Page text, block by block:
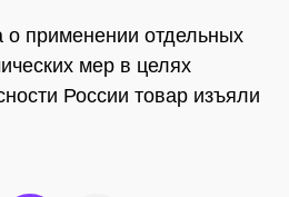
о применении отдельных
мер в целях
России товар изъяли